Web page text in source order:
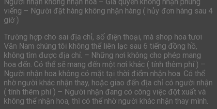
viếng – Người đặt hàng không nhận hàng ( hủy đơn hàng sau 4
giờ )
Trường hợp cho sai địa chỉ, số điện thoại, mà shop hoa tươi
Văn Nam chúng tôi không thể liên lạc sau 6 tiếng đồng hồ,
không tìm được địa chỉ. – Những nơi không cho phép mang
hoa đến. Có thể sẽ mang đến một nơi khác ( tính thêm phí ) –
Người nhận hoa không có mặt tại thời điểm nhận hoa. Có thể
nhờ người khác nhận thay, hoặc giao đến địa chỉ có người nhận
( tính thêm phí ) – Người nhận đang có công việc đột xuất và
không thể nhận hoa, thì có thể nhờ người khác nhận thay mình.